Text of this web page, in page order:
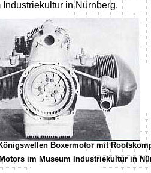
in Nürnberg.
Boxermotor mit
im Museum Industriekultur in